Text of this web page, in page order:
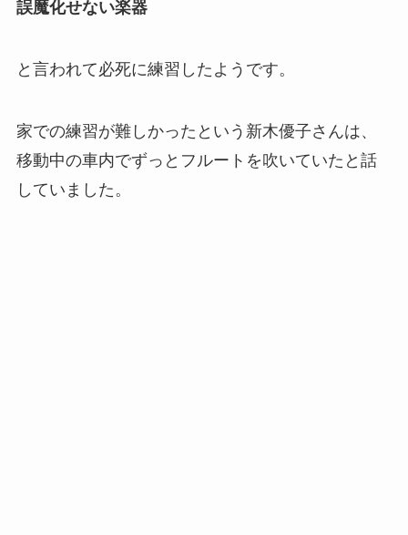
誤魔化せない楽器
と言われて必死に練習したようです。
家での練習が難しかったという新木優子さんは、
移動中の車内でずっとフルートを吹いていたと話
していました。